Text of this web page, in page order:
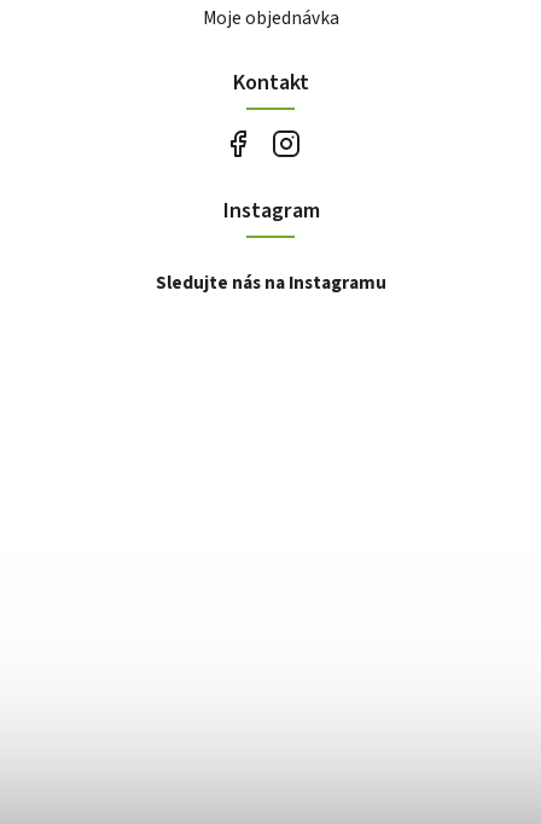
Moje objednávka
Kontakt
Instagram
Sledujte nás na Instagramu